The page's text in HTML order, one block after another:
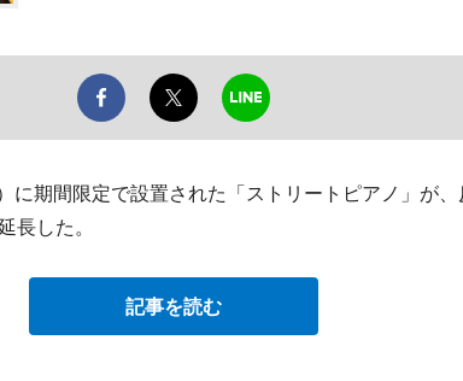
に期間限定で設置された「ストリートピアノ」が、
長した。
記事を読む